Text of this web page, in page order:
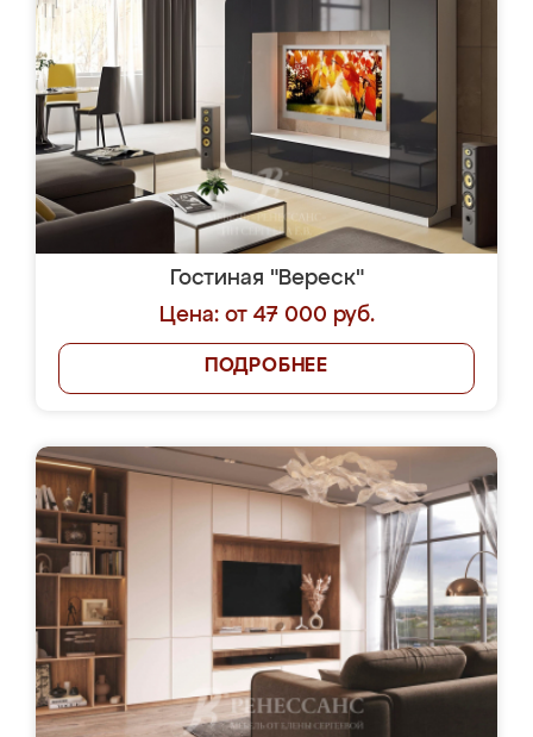
Гостиная "Вереск"
Цена: от 47 000 руб.
ПОДРОБНЕЕ